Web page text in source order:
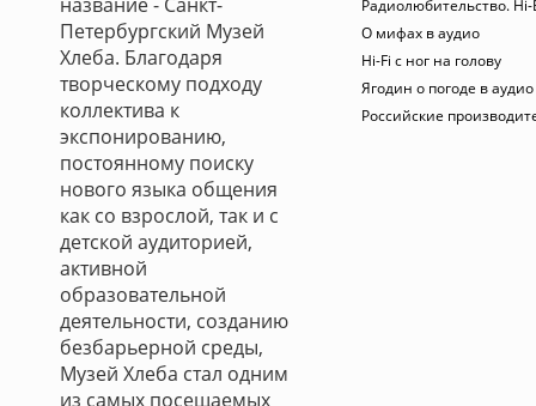
Петербургский Музей
Хлеба. Благодаря
творческому подходу
коллектива к
экспонированию,
постоянному поиску
нового языка общения
как со взрослой, так и с
детской аудиторией,
активной
образовательной
деятельности, созданию
безбарьерной среды,
Музей Хлеба стал одним
из самых посещаемых
Радиолюбительство. Hi-
О мифах в аудио
Hi-Fi с ног на голову
Ягодин о погоде в
Российские